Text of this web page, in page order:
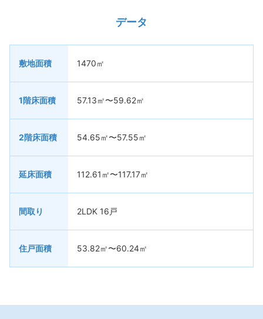
データ
敷地面積 1470㎡
1階床面積 57.13㎡〜59.62㎡
2階床面積 54.65㎡〜57.55㎡
延床面積 112.61㎡〜117.17㎡
間取り 2LDK 16戸
住戸面積 53.82㎡〜60.24㎡